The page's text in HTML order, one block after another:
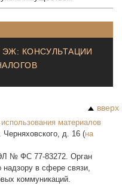
КОНСУЛЬТАЦИИ
вверх
материалов
Черняховского, д. 16 (на
№ ФС 77-83272. Орган
надзору в сфере связи,
коммуникаций.